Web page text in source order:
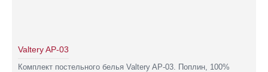
Valtery AP-03
Комплект постельного белья Valtery AP-03. Поплин, 100%